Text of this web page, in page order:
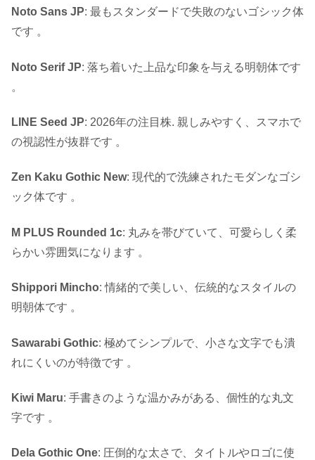
Noto Sans JP: 最もスタンダードで失敗のないゴシック体
です 。
Noto Serif JP: 落ち着いた上品な印象を与える明朝体です
。
LINE Seed JP: 2026年の注目株. 親しみやすく、スマホで
の視認性が抜群です 。
Zen Kaku Gothic New: 現代的で洗練されたモダンなゴシ
ック体です 。
M PLUS Rounded 1c: 丸みを帯びていて、可愛らしく柔
らかい雰囲気になります 。
Shippori Mincho: 情緒的で美しい、伝統的なスタイルの
明朝体です 。
Sawarabi Gothic: 極めてシンプルで、小さな文字でも潰
れにくいのが特徴です 。
Kiwi Maru: 手書きのような温かみがある、個性的な丸文
字です 。
Dela Gothic One: 圧倒的な太さで、タイトルやロゴに使